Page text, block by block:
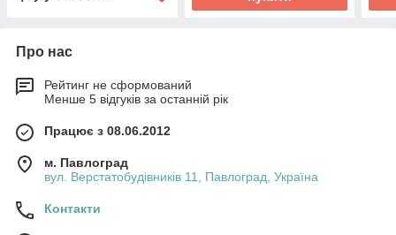
Про нас
Рейтинг не сформований
Менше 5 відгуків за останній рік
Працює з 08.06.2012
м. Павлоград
вул. Верстатобудівників 11, Павлоград, Україна
Контакти